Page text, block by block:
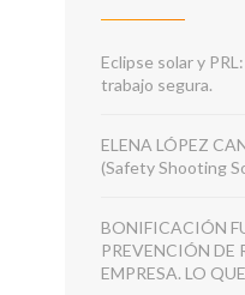
Eclipse solar y
trabajo segura.
ELENA LÓPEZ
(Safety Shooting
BONIFICACIÓN
PREVENCIÓN DE
EMPRESA. LO